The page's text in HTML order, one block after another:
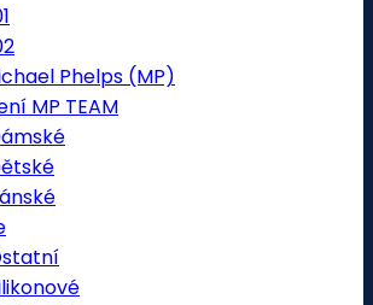
Phelps (MP)
MP TEAM